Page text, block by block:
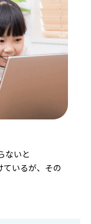
声掛けを実施。
環境です。
り
る力」は、算
モノの武器に
ないと
いるが、その